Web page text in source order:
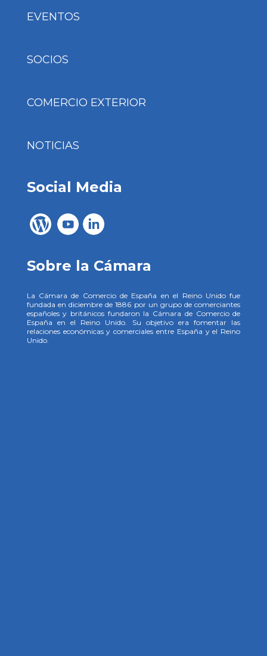
EVENTOS
SOCIOS
COMERCIO EXTERIOR
NOTICIAS
Social Media
Sobre la Cámara
La Cámara de Comercio de España en el Reino Unido fue
fundada en diciembre de 1886 por un grupo de comerciantes
españoles y británicos fundaron la Cámara de Comercio de
España en el Reino Unido. Su objetivo era fomentar las
relaciones económicas y comerciales entre España y el Reino
Unido.